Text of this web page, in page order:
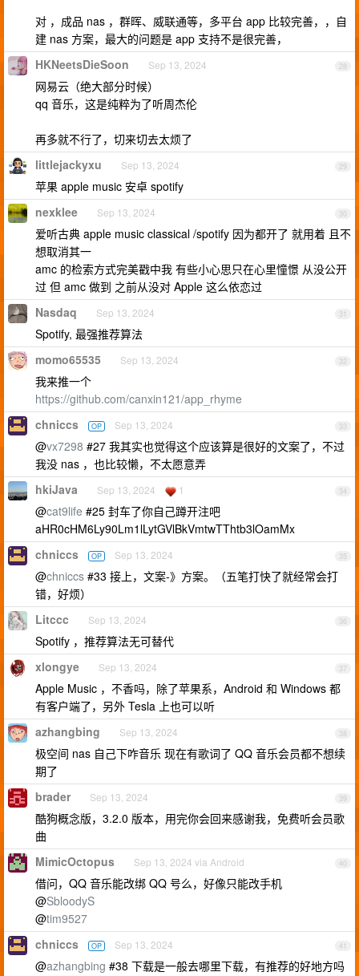
对 ，成品 nas ，群晖、威联通等，多平台 app 比较完善，，自
建 nas 方案，最大的问题是 app 支持不是很完善，
28
HKNeetsDieSoon Sep 13, 2024
网易云（绝大部分时候）
qq 音乐，这是纯粹为了听周杰伦
再多就不行了，切来切去太烦了
29
littlejackyxu Sep 13, 2024
苹果 apple music 安卓 spotify
30
nexklee Sep 13, 2024
爱听古典 apple music classical /spotify 因为都开了 就用着 且不
想取消其一
amc 的检索方式完美戳中我 有些小心思只在心里憧憬 从没公开
过 但 amc 做到 之前从没对 Apple 这么依恋过
31
Nasdaq Sep 13, 2024
Spotify, 最强推荐算法
32
momo65535 Sep 13, 2024
我来推一个
https://github.com/canxin121/app_rhyme
33
chniccs OP Sep 13, 2024
@vx7298 #27 我其实也觉得这个应该算是很好的文案了，不过
我没 nas ，也比较懒，不太愿意弄
34
hkiJava Sep 13, 2024 1
@cat9life #25 封车了你自己蹲开注吧
aHR0cHM6Ly90Lm1lLytGVlBkVmtwTThtb3lOamMx
35
chniccs OP Sep 13, 2024
@chniccs #33 接上，文案-》方案。（五笔打快了就经常会打
错，好烦）
36
Litccc Sep 13, 2024
Spotify ，推荐算法无可替代
37
xlongye Sep 13, 2024
Apple Music ，不香吗，除了苹果系，Android 和 Windows 都
有客户端了，另外 Tesla 上也可以听
38
azhangbing Sep 13, 2024
极空间 nas 自己下咋音乐 现在有歌词了 QQ 音乐会员都不想续
期了
39
brader Sep 13, 2024
酷狗概念版，3.2.0 版本，用完你会回来感谢我，免费听会员歌
曲
40
MimicOctopus Sep 13, 2024 via Android
借问，QQ 音乐能改绑 QQ 号么，好像只能改手机
@SbloodyS
@tim9527
41
chniccs OP Sep 13, 2024
@azhangbing #38 下载是一般去哪里下载，有推荐的好地方吗